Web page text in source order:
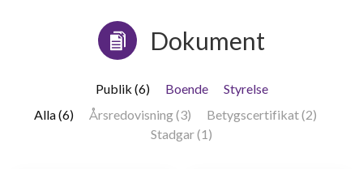
Dokument
Publik (6) Boende
Styrelse
Alla (6)
Årsredovisning (3)
Betygscertifikat (2)
Stadgar (1)